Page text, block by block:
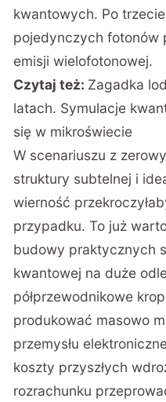
kwantowych. Po
pojedynczych fotonów
emisji wielofotonowej.
Czytaj też: Zagadka
latach. Symulacje
się w mikroświecie
W scenariuszu z
struktury subtelnej i
wierność
przypadku. To już
budowy praktycznych
kwantowej na duże
półprzewodnikowe
produkować masowo
przemysłu
koszty przyszłych
rozrachunku